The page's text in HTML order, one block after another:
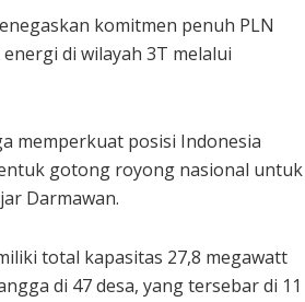
komitmen penuh PLN
di wilayah 3T melalui
memperkuat posisi Indonesia
gotong royong nasional untuk
Darmawan.
total kapasitas 27,8 megawatt
di 47 desa, yang tersebar di 11